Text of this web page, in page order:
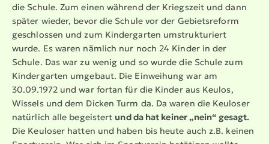
die Schule. Zum einen während der Kriegszeit und dann
später wieder, bevor die Schule vor der Gebiets­reform
geschlossen und zum Kinder­garten umstruk­tu­riert
wurde. Es waren nämlich nur noch 24 Kinder in der
Schule. Das war zu wenig und so wurde die Schule zum
Kinder­garten umgebaut. Die Einweihung war am
30.09.1972 und war fortan für die Kinder aus Keulos,
Wissels und dem Dicken Turm da. Da waren die Keuloser
natürlich alle begeistert und da hat keiner „nein“ gesagt.
Die Keuloser hatten und haben bis heute auch z.B. keinen